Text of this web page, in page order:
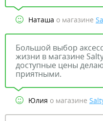
Наташа о магазине
Большой выбор
жизни в магазине
доступные цены
приятными.
Юлия о магазине